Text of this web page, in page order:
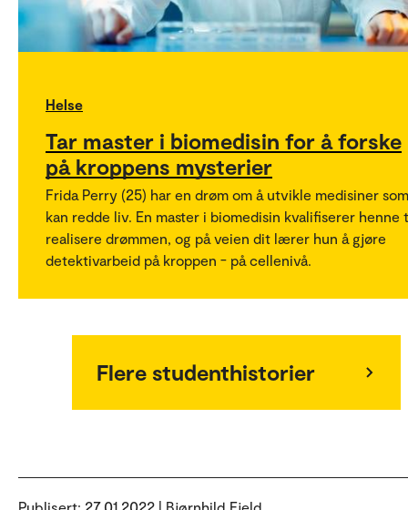
Helse
Tar master i biomedisin for å forske
på kroppens mysterier
Frida Perry (25) har en drøm om å utvikle medisiner som
kan redde liv. En master i biomedisin kvalifiserer henne
realisere drømmen, og på veien dit lærer hun å gjøre
detektivarbeid på kroppen - på cellenivå.
Flere studenthistorier
Publisert: 27.01.2022 | Bjørnhild Fjeld